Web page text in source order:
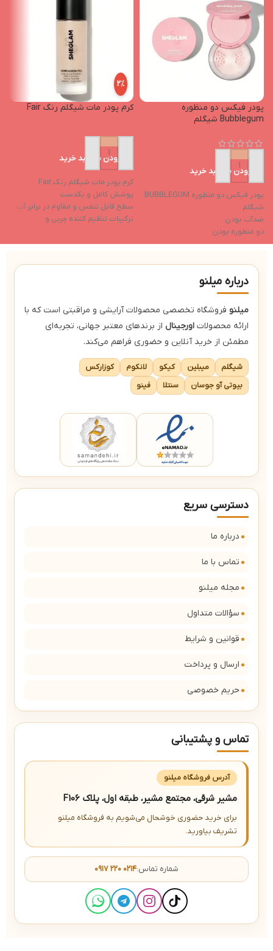
پودر فیکس دو منظوره
Bubblegum شیگلم
افزودن به سبد خرید
پودر فیکس دو منظوره BUBBLEGUM
شیگلم
ضدآب بودن
دو منظوره بودن
ترکیبات مرطوب‌کننده
2%
کرم پودر مات شیگلم رنگ Fair
افزودن به سبد خرید
کرم پودر مات شیگلم رنگ Fair
پوشش کامل و یکدست
سطح قابل تنفس و مقاوم در برابر آب
ترکیبات تنظیم کننده چربی و
بدون عطر و مواد حساسیت‌زا
درباره میلنو
میلنو فروشگاه تخصصی محصولات آرایشی و مراقبتی است که با
ارائه محصولات اورجینال از برندهای معتبر جهانی، تجربه‌ای
مطمئن از خرید آنلاین و حضوری فراهم می‌کند.
شیگلم میبلین کیکو لانکوم
کوزارکس
بیوتی آو جوسان
سنتلا فینو
دسترسی سریع
درباره ما
تماس با ما
مجله میلنو
سؤالات متداول
قوانین و شرایط
ارسال و پرداخت
حریم خصوصی
تماس و پشتیبانی
آدرس فروشگاه میلنو
مشیر شرقی، مجتمع مشیر، طبقه اول، پلاک F106
برای خرید حضوری خوشحال می‌شویم به فروشگاه میلنو
تشریف بیاورید.
شماره تماس:۰۹۱۷ ۲۲۰ ۰۲۱۴